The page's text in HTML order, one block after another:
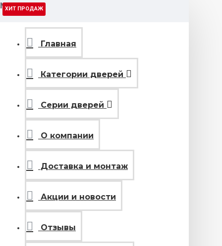
МЕНЮ
Главная
Категории дверей
Серии дверей
О компании
Доставка и монтаж
Акции и новости
Отзывы
ХИТ ПРОДАЖ